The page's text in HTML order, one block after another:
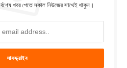
খবর পেতে সকাল নিউজের সাথেই থাকুন।